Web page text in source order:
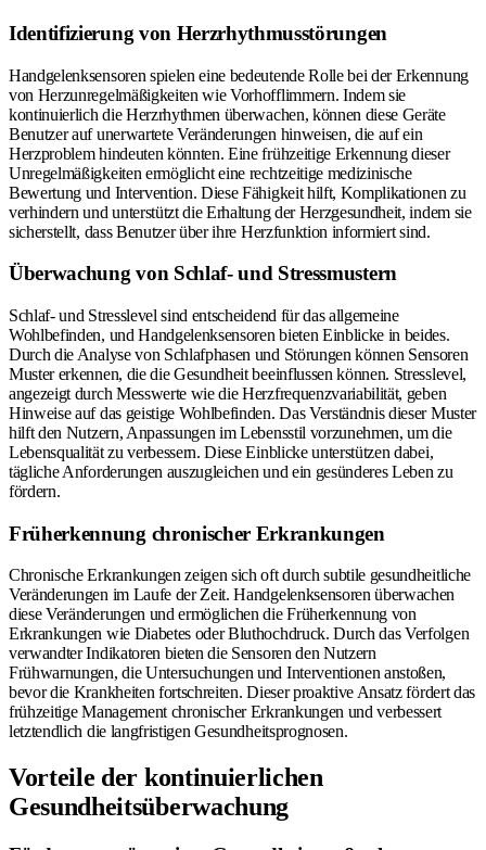
Identifizierung von Herzrhythmusstörungen
Handgelenksensoren spielen eine bedeutende Rolle bei der Erkennung
von Herzunregelmäßigkeiten wie Vorhofflimmern. Indem sie
kontinuierlich die Herzrhythmen überwachen, können diese Geräte
Benutzer auf unerwartete Veränderungen hinweisen, die auf ein
Herzproblem hindeuten könnten. Eine frühzeitige Erkennung dieser
Unregelmäßigkeiten ermöglicht eine rechtzeitige medizinische
Bewertung und Intervention. Diese Fähigkeit hilft, Komplikationen zu
verhindern und unterstützt die Erhaltung der Herzgesundheit, indem sie
sicherstellt, dass Benutzer über ihre Herzfunktion informiert sind.
Überwachung von Schlaf- und Stressmustern
Schlaf- und Stresslevel sind entscheidend für das allgemeine
Wohlbefinden, und Handgelenksensoren bieten Einblicke in beides.
Durch die Analyse von Schlafphasen und Störungen können Sensoren
Muster erkennen, die die Gesundheit beeinflussen können. Stresslevel,
angezeigt durch Messwerte wie die Herzfrequenzvariabilität, geben
Hinweise auf das geistige Wohlbefinden. Das Verständnis dieser Muster
hilft den Nutzern, Anpassungen im Lebensstil vorzunehmen, um die
Lebensqualität zu verbessern. Diese Einblicke unterstützen dabei,
tägliche Anforderungen auszugleichen und ein gesünderes Leben zu
fördern.
Früherkennung chronischer Erkrankungen
Chronische Erkrankungen zeigen sich oft durch subtile gesundheitliche
Veränderungen im Laufe der Zeit. Handgelenksensoren überwachen
diese Veränderungen und ermöglichen die Früherkennung von
Erkrankungen wie Diabetes oder Bluthochdruck. Durch das Verfolgen
verwandter Indikatoren bieten die Sensoren den Nutzern
Frühwarnungen, die Untersuchungen und Interventionen anstoßen,
bevor die Krankheiten fortschreiten. Dieser proaktive Ansatz fördert das
frühzeitige Management chronischer Erkrankungen und verbessert
letztendlich die langfristigen Gesundheitsprognosen.
Vorteile der kontinuierlichen
Gesundheitsüberwachung